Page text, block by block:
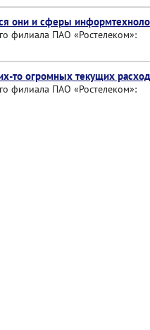
они и сферы
филиала ПАО «Ростелеком»:
то огромных текущих
филиала ПАО «Ростелеком»: